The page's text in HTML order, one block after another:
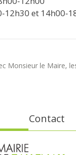
12h30 et 14h00-
Monsieur le Maire,
Contact